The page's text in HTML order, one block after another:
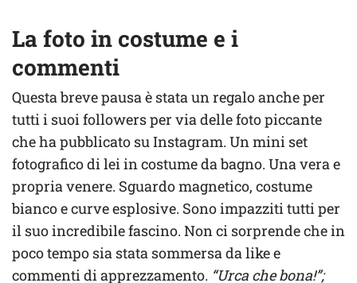
La foto in costume e i
commenti
Questa breve pausa è stata un regalo anche per
tutti i suoi followers per via delle foto piccante
che ha pubblicato su Instagram. Un mini set
fotografico di lei in costume da bagno. Una vera e
propria venere. Sguardo magnetico, costume
bianco e curve esplosive. Sono impazziti tutti per
il suo incredibile fascino. Non ci sorprende che in
poco tempo sia stata sommersa da like e
commenti di apprezzamento. “Urca che bona!”;